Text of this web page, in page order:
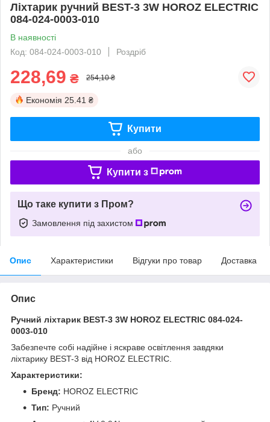
Ліхтарик ручний BEST-3 3W HOROZ ELECTRIC
084-024-0003-010
В наявності
Код: 084-024-0003-010
Роздріб
228,69 ₴ 254,10 ₴
Економія 25.41 ₴
Купити
або
Купити з
Що таке купити з Пром?
Замовлення під захистом
Опис Характеристики Відгуки про товар Доставка
Опис
Ручний ліхтарик BEST-3 3W HOROZ ELECTRIC 084-024-
0003-010
Забезпечте собі надійне і яскраве освітлення завдяки
ліхтарику BEST-3 від HOROZ ELECTRIC.
Характеристики:
Бренд: HOROZ ELECTRIC
Тип: Ручний